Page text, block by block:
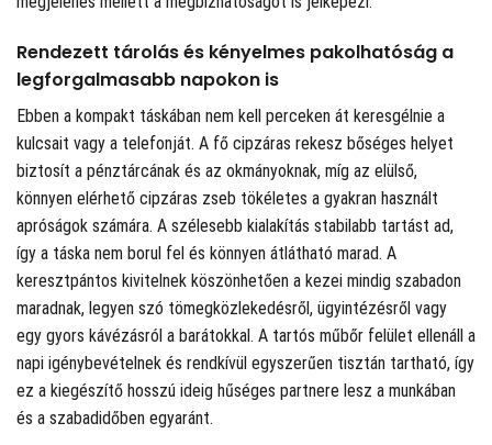
Rendezett tárolás és kényelmes pakolhatóság a
legforgalmasabb napokon is
Ebben a kompakt táskában nem kell perceken át keresgélnie a
kulcsait vagy a telefonját. A fő cipzáras rekesz bőséges helyet
biztosít a pénztárcának és az okmányoknak, míg az elülső,
könnyen elérhető cipzáras zseb tökéletes a gyakran használt
apróságok számára. A szélesebb kialakítás stabilabb tartást ad,
így a táska nem borul fel és könnyen átlátható marad. A
keresztpántos kivitelnek köszönhetően a kezei mindig szabadon
maradnak, legyen szó tömegközlekedésről, ügyintézésről vagy
egy gyors kávézásról a barátokkal. A tartós műbőr felület ellenáll a
napi igénybevételnek és rendkívül egyszerűen tisztán tartható, így
ez a kiegészítő hosszú ideig hűséges partnere lesz a munkában
és a szabadidőben egyaránt.